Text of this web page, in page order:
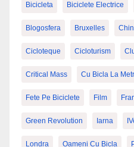
Bicicleta Biciclete Electrice
Blogosfera Bruxelles
Cicloteque Cicloturism
Critical Mass Cu Bicla La
Fete Pe Biciclete Film
Green Revolution Iarna
Londra Oameni Cu Bicla